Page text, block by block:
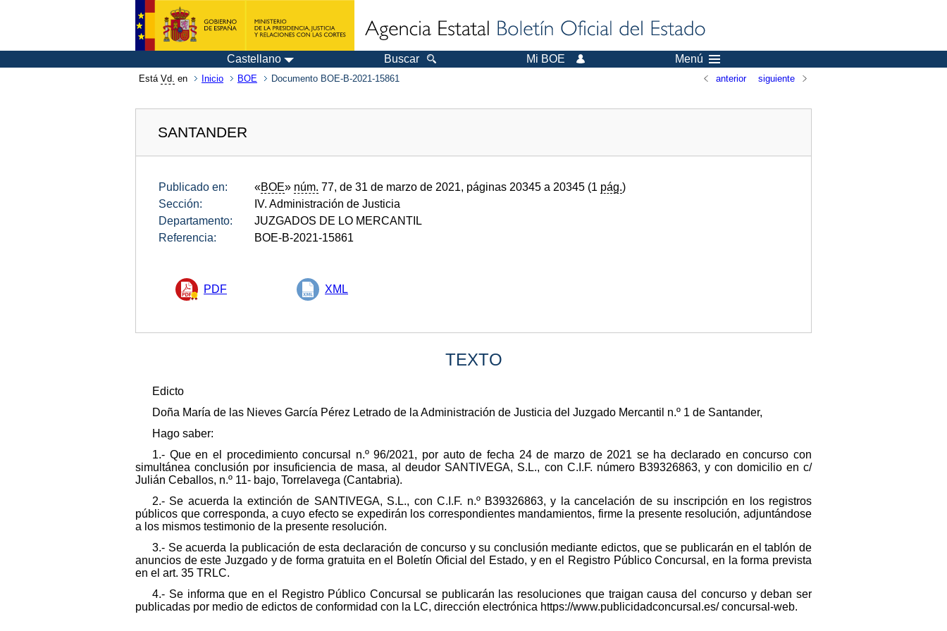
Castellano Buscar Mi BOE Menú
Está Vd. en Inicio BOE Documento BOE-B-2021-15861 anterior siguiente
SANTANDER
Publicado en: «BOE» núm. 77, de 31 de marzo de 2021, páginas 20345 a 20345 (1 pág.)
Sección:
IV. Administración de Justicia
Departamento:
JUZGADOS DE LO MERCANTIL
Referencia:
BOE-B-2021-15861
PDF XML
TEXTO
Edicto
Doña María de las Nieves García Pérez Letrado de la Administración de Justicia del Juzgado Mercantil n.º 1 de Santander,
Hago saber:
1.- Que en el procedimiento concursal n.º 96/2021, por auto de fecha 24 de marzo de 2021 se ha declarado en concurso con
simultánea conclusión por insuficiencia de masa, al deudor SANTIVEGA, S.L., con C.I.F. número B39326863, y con domicilio en c/
Julián Ceballos, n.º 11- bajo, Torrelavega (Cantabria).
2.- Se acuerda la extinción de SANTIVEGA, S.L., con C.I.F. n.º B39326863, y la cancelación de su inscripción en los registros
públicos que corresponda, a cuyo efecto se expedirán los correspondientes mandamientos, firme la presente resolución, adjuntándose
a los mismos testimonio de la presente resolución.
3.- Se acuerda la publicación de esta declaración de concurso y su conclusión mediante edictos, que se publicarán en el tablón de
anuncios de este Juzgado y de forma gratuita en el Boletín Oficial del Estado, y en el Registro Público Concursal, en la forma prevista
en el art. 35 TRLC.
4.- Se informa que en el Registro Público Concursal se publicarán las resoluciones que traigan causa del concurso y deban ser
publicadas por medio de edictos de conformidad con la LC, dirección electrónica https://www.publicidadconcursal.es/ concursal-web.